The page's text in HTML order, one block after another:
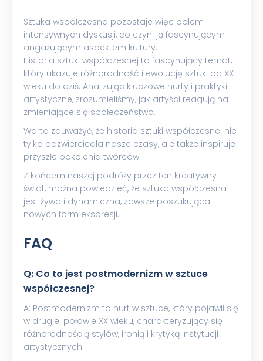
Sztuka współczesna pozostaje więc polem
intensywnych dyskusji, co czyni ją fascynującym i
angażującym aspektem kultury.
Historia sztuki współczesnej to fascynujący temat,
który ukazuje różnorodność i ewolucję sztuki od XX
wieku do dziś. Analizując kluczowe nurty i praktyki
artystyczne, zrozumieliśmy, jak artyści reagują na
zmieniające się społeczeństwo.
Warto zauważyć, że historia sztuki współczesnej nie
tylko odzwierciedla nasze czasy, ale także inspiruje
przyszłe pokolenia twórców.
Z końcem naszej podróży przez ten kreatywny
świat, można powiedzieć, że sztuka współczesna
jest żywa i dynamiczna, zawsze poszukująca
nowych form ekspresji.
FAQ
Q: Co to jest postmodernizm w sztuce
współczesnej?
A: Postmodernizm to nurt w sztuce, który pojawił się
w drugiej połowie XX wieku, charakteryzujący się
różnorodnością stylów, ironią i krytyką instytucji
artystycznych.